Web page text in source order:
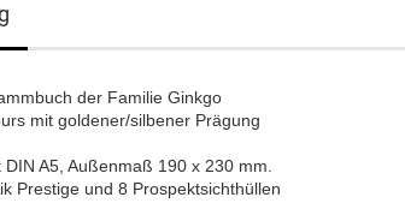
der Familie Ginkgo
mit goldener/silbener Prägung
A5, Außenmaß 190 x 230 mm.
Prestige und 8 Prospektsichthüllen